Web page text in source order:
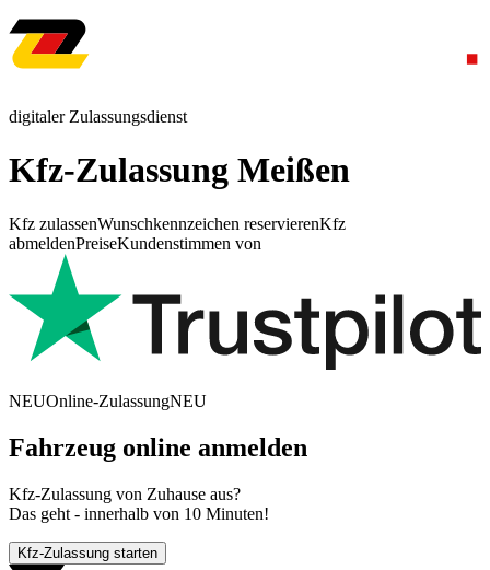
digitaler Zulassungsdienst
Kfz-Zulassung Meißen
Kfz zulassenWunschkennzeichen reservierenKfz
abmeldenPreiseKundenstimmen von
NEUOnline-ZulassungNEU
Fahrzeug online anmelden
Kfz-Zulassung von Zuhause aus?
Das geht - innerhalb von 10 Minuten!
Kfz-Zulassung starten